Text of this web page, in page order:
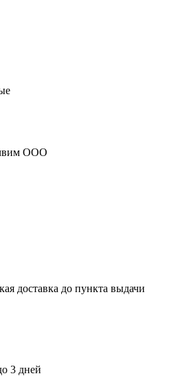
ООО
доставка до пункта выдачи
3 дней